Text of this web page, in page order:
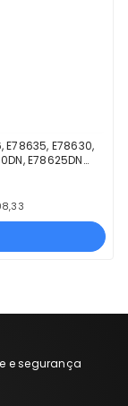
E78635, E78630,
E78625DN
e segurança